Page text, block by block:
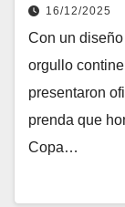
16/12/2025
Con un
orgullo
presentaron
prenda que
Copa…